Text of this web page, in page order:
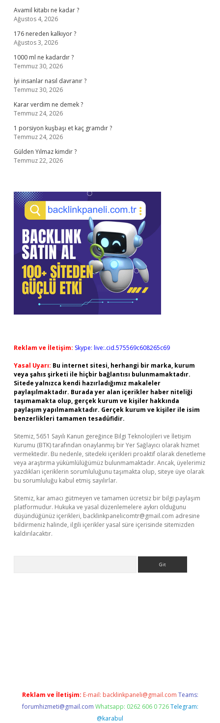
Avamil kitabı ne kadar ?
Ağustos 4, 2026
176 nereden kalkıyor ?
Ağustos 3, 2026
1000 ml ne kadardır ?
Temmuz 30, 2026
İyi insanlar nasıl davranır ?
Temmuz 30, 2026
Karar verdim ne demek ?
Temmuz 24, 2026
1 porsiyon kuşbaşı et kaç gramdır ?
Temmuz 24, 2026
Gülden Yılmaz kimdir ?
Temmuz 22, 2026
Reklam ve İletişim: Skype: live:.cid.575569c608265c69
Yasal Uyarı: Bu internet sitesi, herhangi bir marka, kurum
veya şahıs şirketi ile hiçbir bağlantısı bulunmamaktadır.
Sitede yalnızca kendi hazırladığımız makaleler
paylaşılmaktadır. Burada yer alan içerikler haber niteliği
taşımamakta olup, gerçek kurum ve kişiler hakkında
paylaşım yapılmamaktadır. Gerçek kurum ve kişiler ile isim
benzerlikleri tamamen tesadüfidir.
Sitemiz, 5651 Sayılı Kanun gereğince Bilgi Teknolojileri ve İletişim
Kurumu (BTK) tarafından onaylanmış bir Yer Sağlayıcı olarak hizmet
vermektedir. Bu nedenle, sitedeki içerikleri proaktif olarak denetleme
veya araştırma yükümlülüğümüz bulunmamaktadır. Ancak, üyelerimiz
yazdıkları içeriklerin sorumluluğunu taşımakta olup, siteye üye olarak
bu sorumluluğu kabul etmiş sayılırlar.
Sitemiz, kar amacı gütmeyen ve tamamen ücretsiz bir bilgi paylaşım
platformudur. Hukuka ve yasal düzenlemelere aykırı olduğunu
düşündüğünüz içerikleri, backlinkpanelicomtr@gmail.com adresine
bildirmeniz halinde, ilgili içerikler yasal süre içerisinde sitemizden
kaldırılacaktır.
Reklam ve İletişim: E-mail: backlinkpaneli@gmail.com Teams:
forumhizmeti@gmail.com Whatsapp: 0262 606 0 726 Telegram:
@karabul